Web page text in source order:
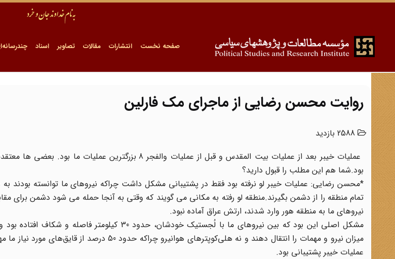
صفحه نخست انتشارات مقالات تصاویر اسناد
روایت محسن رضایی از ماجرای مک فارلین
عملیات خیبر بعد از عملیات بیت المقدس و قبل از عملیات والفجر 8 بزرگترین
بود.شما هم این مطلب را قبول دارید؟
*محسن رضایی: عملیات خیبر لو نرفته بود فقط در پشتیبانی مشکل داشت چراکه نیروهای ما توانسته بودند
تمام منطقه را از دشمن بگیرند.منطقه‌ لو رفته به مکانی می گویند که وقتی به آنجا حمله می شود دشمن برای
نیروهای ما به منطقه هور وارد شدند، ارتش عراق آماده نبود.
مشکل اصلی این بود که بین نیروهای ما با لُجستیک خودشان، حدود 30
میزان نیرو و مهمات را انتقال دهند و نه هلی‌کوپترهای هوانیرو چراکه
عملیات خیبر پشتیبانی بود.